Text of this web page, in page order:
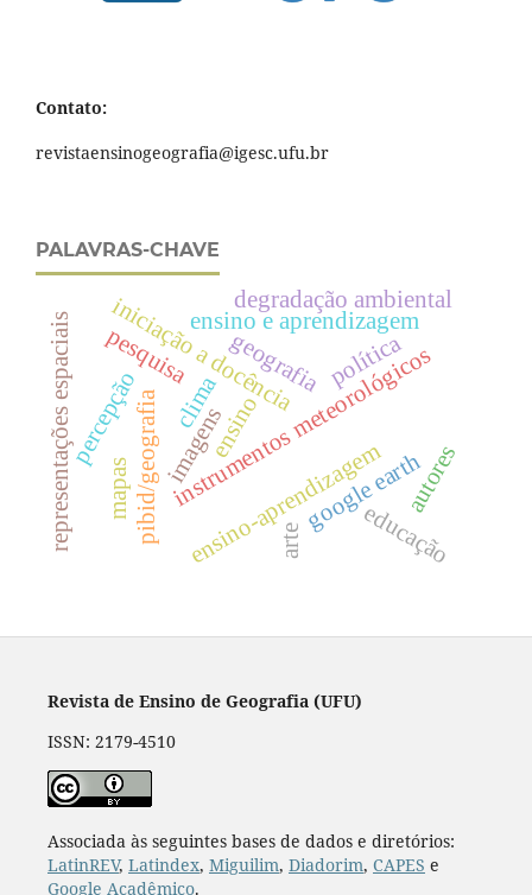
Contato:
revistaensinogeografia@igesc.ufu.br
PALAVRAS-CHAVE
clima
ensino-aprendizagem
instrumentos meteorológicos
pibid/geografia
iniciação a docência
geografia
ensino e aprendizagem
google earth
ensino
pesquisa
educação
política
degradação ambiental
imagens autores
arte
mapas
percepção
representações espaciais
Revista de Ensino de Geografia (UFU)
ISSN: 2179-4510
Associada às seguintes bases de dados e diretórios:
LatinREV, Latindex, Miguilim, Diadorim, CAPES e
Google Acadêmico.